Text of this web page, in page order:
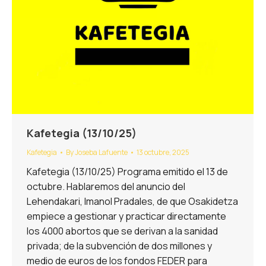
Kafetegia (13/10/25)
Kafetegia ByJoseba Lafuente 13 octubre, 2025
Kafetegia (13/10/25) Programa emitido el 13 de
octubre. Hablaremos del anuncio del
Lehendakari, Imanol Pradales, de que Osakidetza
empiece a gestionar y practicar directamente
los 4000 abortos que se derivan a la sanidad
privada; de la subvención de dos millones y
medio de euros de los fondos FEDER para